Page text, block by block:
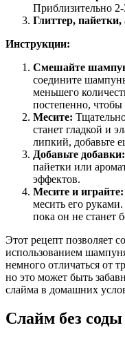
Приблизительно
Глиттер,
Инструкции:
Смешайте
соедините
меньшего
постепенно,
Месите:
станет гладкой и
липкий, добавьте
Добавьте добавки:
пайетки или
эффектов.
Месите и играйте:
месить его
пока он не станет
Этот рецепт позволяет
использованием
немного отличаться от
но это может быть
слайма в домашних
Слайм без соды